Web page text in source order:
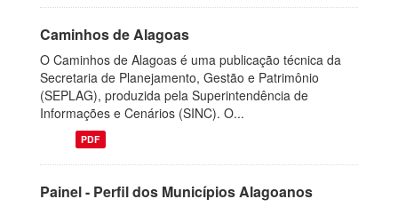
Caminhos de Alagoas
O Caminhos de Alagoas é uma publicação técnica da
Secretaria de Planejamento, Gestão e Patrimônio
(SEPLAG), produzida pela Superintendência de
Informações e Cenários (SINC). O...
PDF
Painel - Perfil dos Municípios Alagoanos